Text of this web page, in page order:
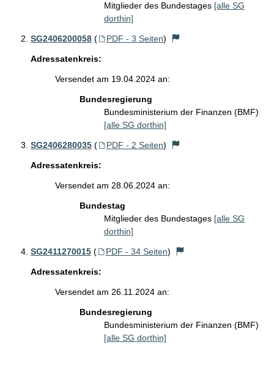
Mitglieder des Bundestages [alle SG
dorthin]
SG2406200058 ( PDF - 3 Seiten)
Adressatenkreis:
Versendet am 19.04.2024 an:
Bundesregierung
Bundesministerium der Finanzen (BMF)
[alle SG dorthin]
SG2406280035 ( PDF - 2 Seiten)
Adressatenkreis:
Versendet am 28.06.2024 an:
Bundestag
Mitglieder des Bundestages [alle SG
dorthin]
SG2411270015 ( PDF - 34 Seiten)
Adressatenkreis:
Versendet am 26.11.2024 an:
Bundesregierung
Bundesministerium der Finanzen (BMF)
[alle SG dorthin]